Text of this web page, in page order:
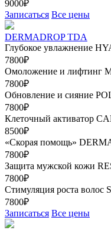
9000₽
Записаться Все цены
DERMADROP TDA
Глубокое увлажнение
7800₽
Омоложение и лифтинг
7800₽
Обновление и сияние
7800₽
Клеточный активатор
8500₽
«Скорая помощь»
7800₽
Защита мужской кожи
7800₽
Стимуляция роста
7800₽
Записаться Все цены